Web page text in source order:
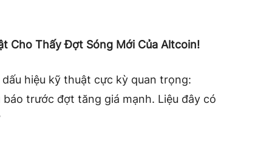
Cho Thấy Đợt Sóng Mới Của Altcoin!
hiệu kỹ thuật cực kỳ quan trọng:
trước đợt tăng giá mạnh. Liệu đây có